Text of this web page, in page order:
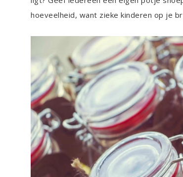
hoeveelheid, want zieke kinderen op je